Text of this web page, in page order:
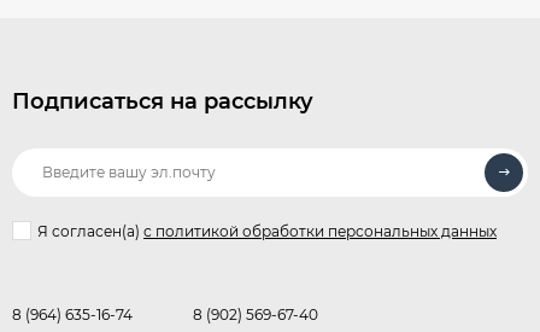
Подписаться на рассылку
Я согласен(a) с политикой обработки персональных данных
8 (964) 635-16-74 8 (902) 569-67-40